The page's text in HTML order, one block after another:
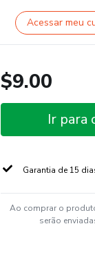
Acessar meu
$9.00
Ir para
Garantia de 15
Ao comprar o
serão